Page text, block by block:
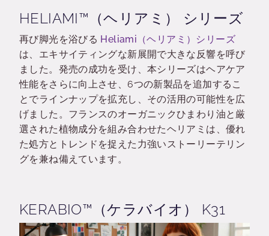
HELIAMI™（ヘリアミ） シリーズ
再び脚光を浴びる Heliami（ヘリアミ）シリーズ
は、エキサイティングな新展開で大きな反響を呼び
ました。発売の成功を受け、本シリーズはヘアケア
性能をさらに向上させ、6つの新製品を追加するこ
とでラインナップを拡充し、その活用の可能性を広
げました。フランスのオーガニックひまわり油と厳
選された植物成分を組み合わせたヘリアミは、優れ
た処方とトレンドを捉えた力強いストーリーテリン
グを兼ね備えています。
KERABIO™（ケラバイオ） K31